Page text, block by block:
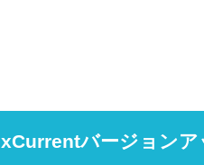
xCurrentバージョンア